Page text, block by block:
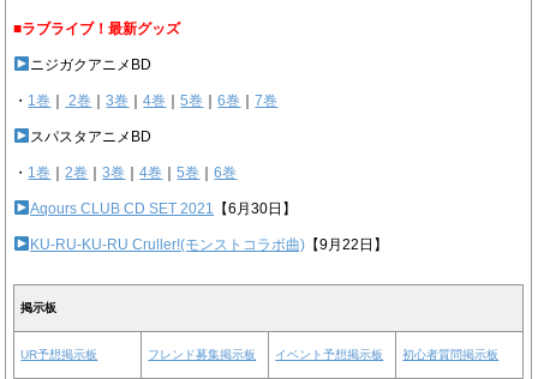
■ラブライブ！最新グッズ
ニジガクアニメBD
・ 1巻 2巻 ｜3巻 ｜4巻 ｜5巻 ｜6巻 ｜7巻
スパスタアニメBD
・ 1巻 ｜2巻 ｜3巻 ｜4巻 ｜5巻 ｜6巻
Aqours CLUB CD SET 2021 【6月30日】
KU-RU-KU-RU Cruller!(モンストコラボ曲) 【9月22日】
掲示板
UR予想掲示板 フレンド募集掲示板 イベント予想掲示板 初心者質問掲示板